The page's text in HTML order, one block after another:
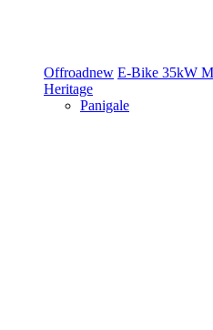
Offroadnew E-Bike 35kW
Heritage
Panigale